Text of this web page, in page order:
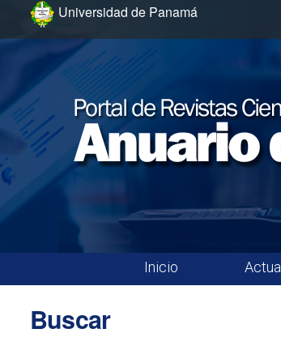
Ir al menú de navegación principal
Ir al contenido principal
Ir al pie de página del sitio
Universidad de Panamá
Menú principal
Inicio Actual
Buscar